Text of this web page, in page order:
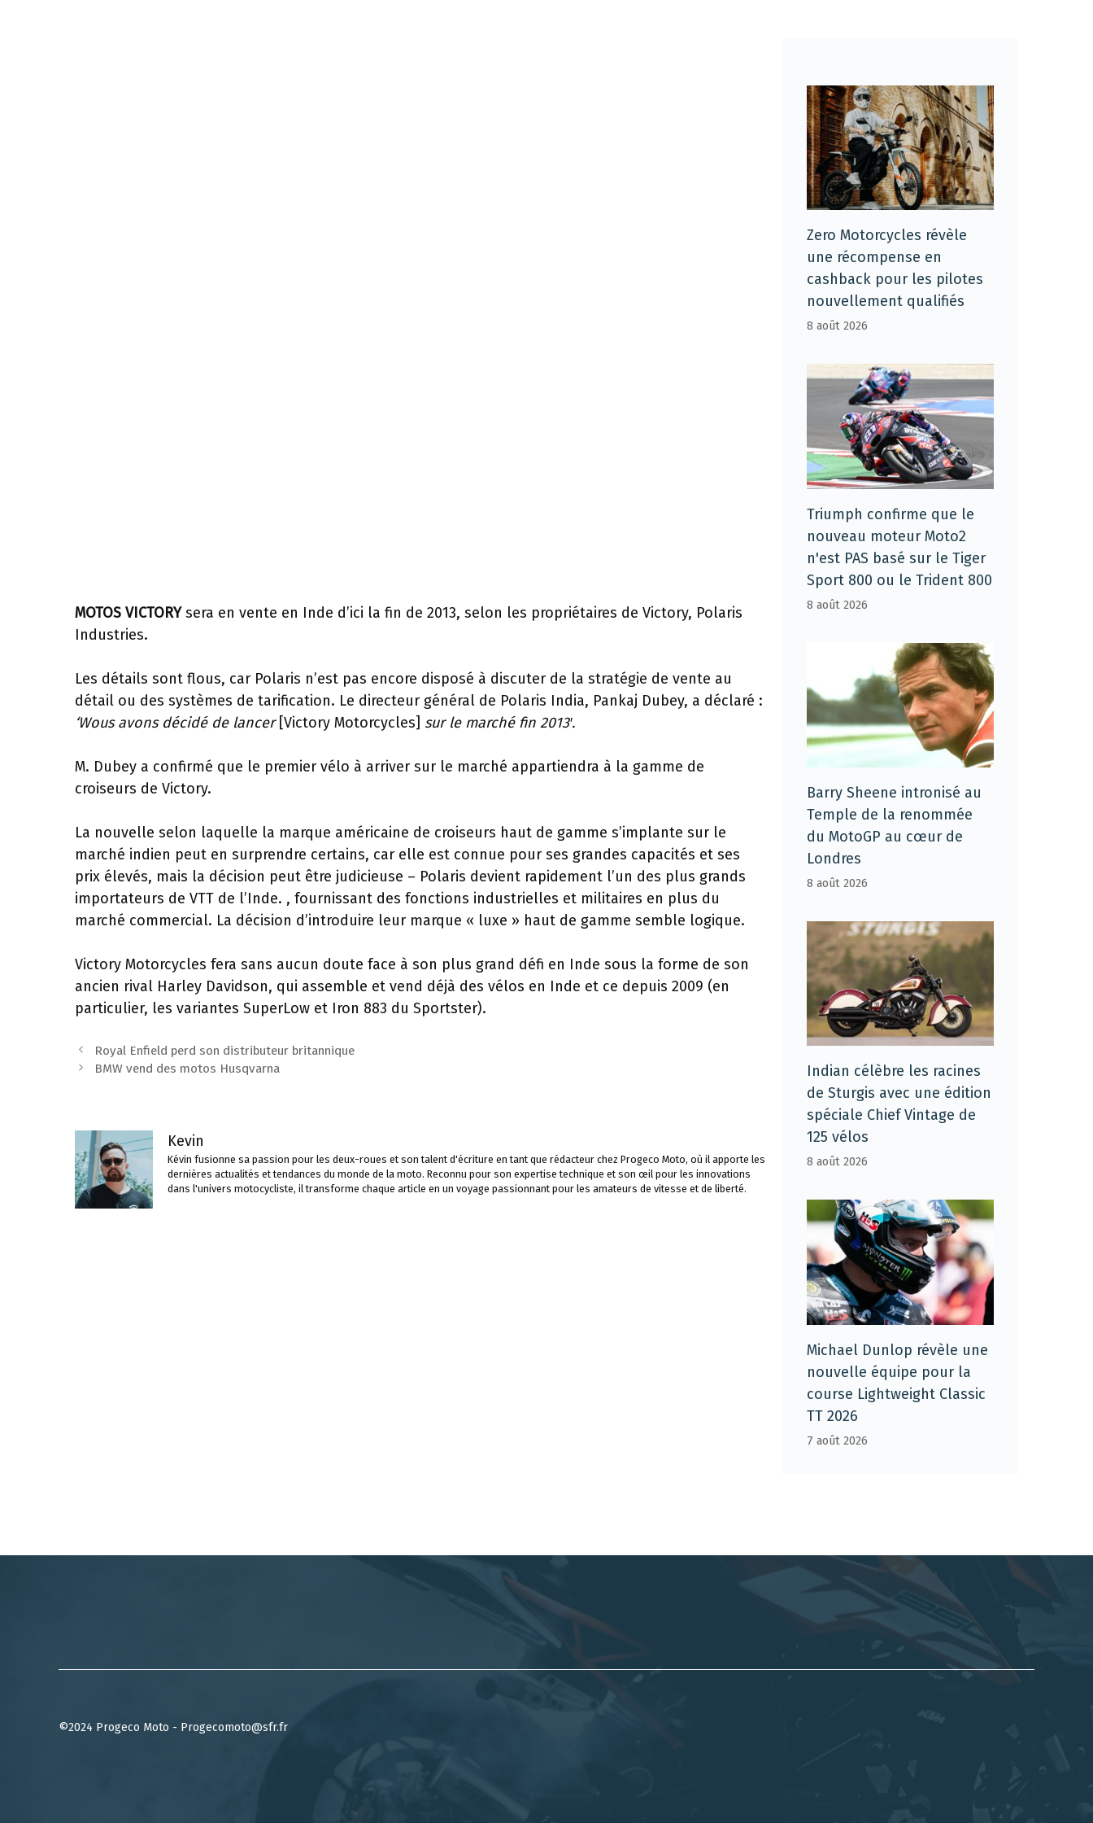
MOTOS VICTORYsera en vente en Inde d’ici la fin de 2013, selon les propriétaires de Victory, Polaris
Industries.
Les détails sont flous, car Polaris n’est pas encore disposé à discuter de la stratégie de vente au
détail ou des systèmes de tarification. Le directeur général de Polaris India, Pankaj Dubey, a déclaré :
‘Wous avons décidé de lancer[Victory Motorcycles] sur le marché fin 2013′.
M. Dubey a confirmé que le premier vélo à arriver sur le marché appartiendra à la gamme de
croiseurs de Victory.
La nouvelle selon laquelle la marque américaine de croiseurs haut de gamme s’implante sur le
marché indien peut en surprendre certains, car elle est connue pour ses grandes capacités et ses
prix élevés, mais la décision peut être judicieuse – Polaris devient rapidement l’un des plus grands
importateurs de VTT de l’Inde. , fournissant des fonctions industrielles et militaires en plus du
marché commercial. La décision d’introduire leur marque « luxe » haut de gamme semble logique.
Victory Motorcycles fera sans aucun doute face à son plus grand défi en Inde sous la forme de son
ancien rival Harley Davidson, qui assemble et vend déjà des vélos en Inde et ce depuis 2009 (en
particulier, les variantes SuperLow et Iron 883 du Sportster).
Navigation
des
Royal Enfield perd son distributeur britannique
BMW vend des motos Husqvarna
Kevin
Kévin fusionne sa passion pour les deux-roues et son talent d'écriture en tant que rédacteur chez Progeco Moto, où il apporte les
dernières actualités et tendances du monde de la moto. Reconnu pour son expertise technique et son œil pour les innovations
dans l'univers motocycliste, il transforme chaque article en un voyage passionnant pour les amateurs de vitesse et de liberté.
Zero Motorcycles révèle
une récompense en
cashback pour les pilotes
nouvellement qualifiés
8 août 2026
Triumph confirme que le
nouveau moteur Moto2
n'est PAS basé sur le Tiger
Sport 800 ou le Trident 800
8 août 2026
Barry Sheene intronisé au
Temple de la renommée
du MotoGP au cœur de
Londres
8 août 2026
Indian célèbre les racines
de Sturgis avec une édition
spéciale Chief Vintage de
125 vélos
8 août 2026
Michael Dunlop révèle une
nouvelle équipe pour la
course Lightweight Classic
TT 2026
7 août 2026
©2024 Progeco Moto - Progecomoto@sfr.fr